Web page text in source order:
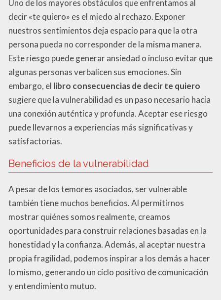
Uno de los mayores obstáculos que enfrentamos al
decir «te quiero» es el miedo al rechazo. Exponer
nuestros sentimientos deja espacio para que la otra
persona pueda no corresponder de la misma manera.
Este riesgo puede generar ansiedad o incluso evitar que
algunas personas verbalicen sus emociones. Sin
embargo, el libro consecuencias de decir te quiero
sugiere que la vulnerabilidad es un paso necesario hacia
una conexión auténtica y profunda. Aceptar ese riesgo
puede llevarnos a experiencias más significativas y
satisfactorias.
Beneficios de la vulnerabilidad
A pesar de los temores asociados, ser vulnerable
también tiene muchos beneficios. Al permitirnos
mostrar quiénes somos realmente, creamos
oportunidades para construir relaciones basadas en la
honestidad y la confianza. Además, al aceptar nuestra
propia fragilidad, podemos inspirar a los demás a hacer
lo mismo, generando un ciclo positivo de comunicación
y entendimiento mutuo.